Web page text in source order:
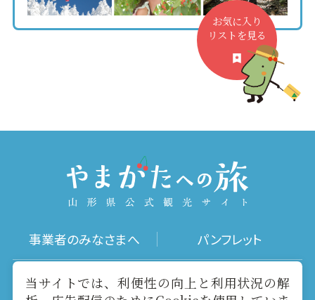
お気に入り
リストを見る
事業者のみなさまへ パンフレット
写真ダウンロード 動画ギャラリー
当サイトでは、利便性の向上と利用状況の解